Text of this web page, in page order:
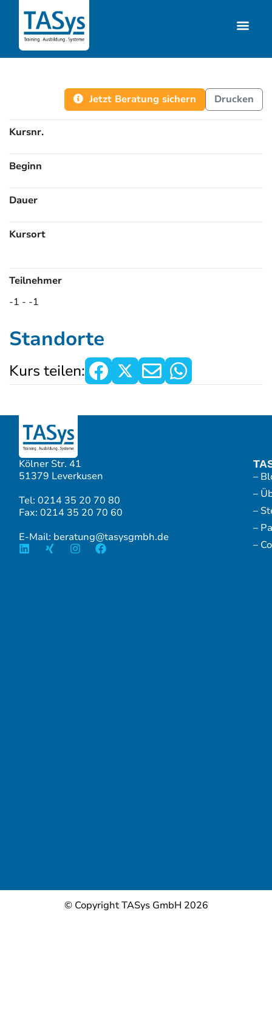
Jetzt Beratung sichern Drucken
Kursnr.
Beginn
Dauer
Kursort
Teilnehmer
-1 - -1
Standorte
Kurs teilen:
Kölner Str. 41
51379 Leverkusen
Tel: 0214 35 20 70 80
Fax: 0214 35 20 70 60
E-Mail: beratung@tasysgmbh.de
–
–
–
–
–
© Copyright TASys GmbH 2026